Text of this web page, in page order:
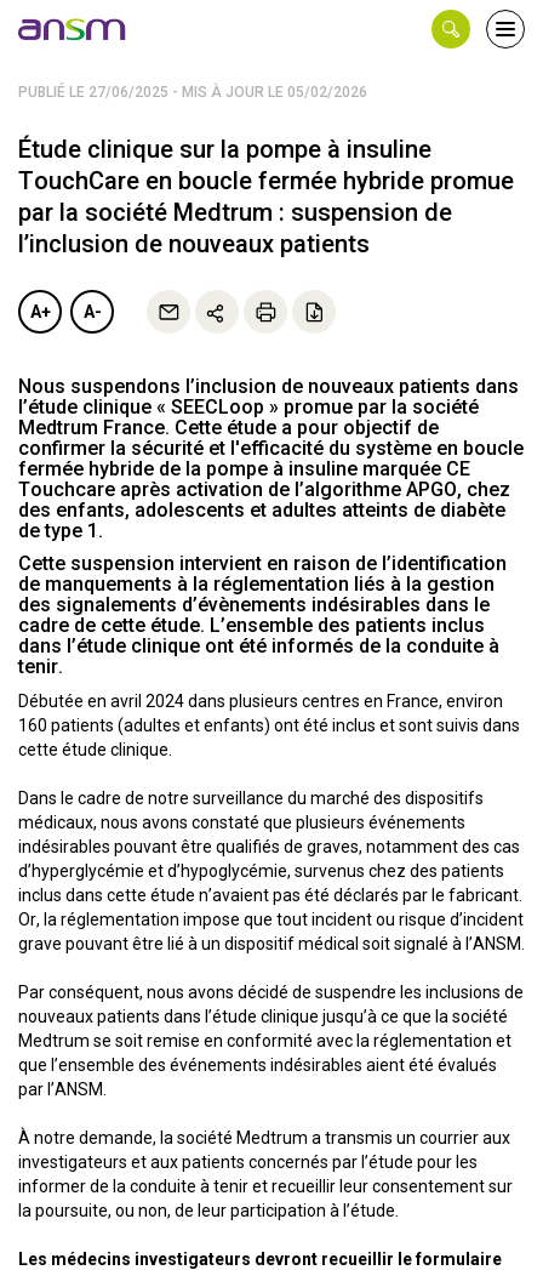
PUBLIÉ LE 27/06/2025 - MIS À JOUR LE 05/02/2026
Étude clinique sur la pompe à insuline
TouchCare en boucle fermée hybride promue
par la société Medtrum : suspension de
l’inclusion de nouveaux patients
A+ A-
Nous suspendons l’inclusion de nouveaux patients dans
l’étude clinique « SEECLoop » promue par la société
Medtrum France. Cette étude a pour objectif de
confirmer la sécurité et l'efficacité du système en boucle
fermée hybride de la pompe à insuline marquée CE
Touchcare après activation de l’algorithme APGO, chez
des enfants, adolescents et adultes atteints de diabète
de type 1.
Cette suspension intervient en raison de l’identification
de manquements à la réglementation liés à la gestion
des signalements d’évènements indésirables dans le
cadre de cette étude. L’ensemble des patients inclus
dans l’étude clinique ont été informés de la conduite à
tenir.
Débutée en avril 2024 dans plusieurs centres en France, environ
160 patients (adultes et enfants) ont été inclus et sont suivis dans
cette étude clinique.
Dans le cadre de notre surveillance du marché des dispositifs
médicaux, nous avons constaté que plusieurs événements
indésirables pouvant être qualifiés de graves, notamment des cas
d’hyperglycémie et d’hypoglycémie, survenus chez des patients
inclus dans cette étude n’avaient pas été déclarés par le fabricant.
Or, la réglementation impose que tout incident ou risque d’incident
grave pouvant être lié à un dispositif médical soit signalé à l’ANSM.
Par conséquent, nous avons décidé de suspendre les inclusions de
nouveaux patients dans l’étude clinique jusqu’à ce que la société
Medtrum se soit remise en conformité avec la réglementation et
que l’ensemble des événements indésirables aient été évalués
par l’ANSM.
À notre demande, la société Medtrum a transmis un courrier aux
investigateurs et aux patients concernés par l’étude pour les
informer de la conduite à tenir et recueillir leur consentement sur
la poursuite, ou non, de leur participation à l’étude.
Les médecins investigateurs devront recueillir le formulaire